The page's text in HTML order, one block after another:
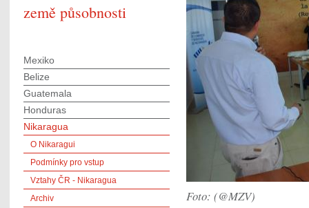
Foto: (@MZV)
země působnosti
Mexiko
Belize
Guatemala
Honduras
Nikaragua
O Nikaragui
Podmínky pro vstup
Vztahy ČR - Nikaragua
Archiv